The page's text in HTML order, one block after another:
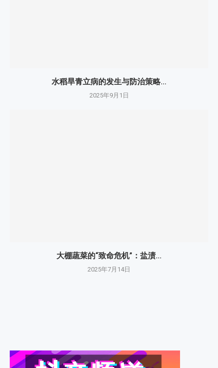
水稻旱青立病的发生与防治策略...
2025年9月1日
大棚蔬菜的“致命危机”：盐渍...
2025年7月14日